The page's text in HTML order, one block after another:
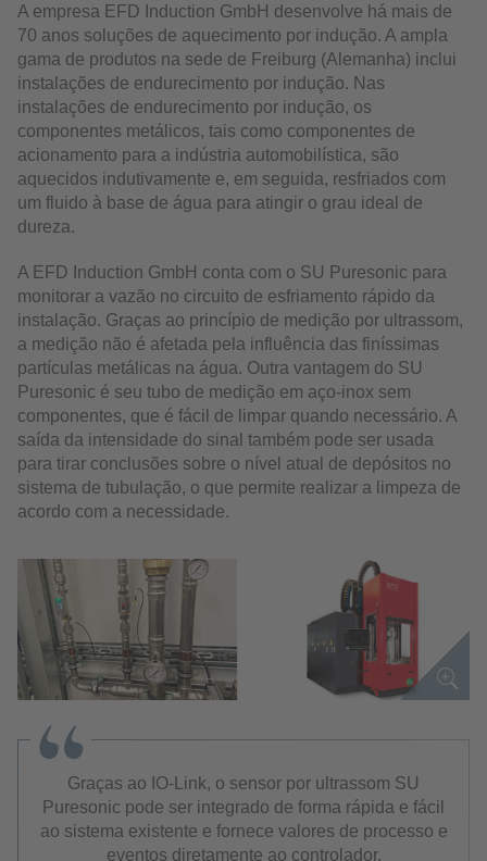
A empresa EFD Induction GmbH desenvolve há mais de
70 anos soluções de aquecimento por indução. A ampla
gama de produtos na sede de Freiburg (Alemanha) inclui
instalações de endurecimento por indução. Nas
instalações de endurecimento por indução, os
componentes metálicos, tais como componentes de
acionamento para a indústria automobilística, são
aquecidos indutivamente e, em seguida, resfriados com
um fluido à base de água para atingir o grau ideal de
dureza.
A EFD Induction GmbH conta com o SU Puresonic para
monitorar a vazão no circuito de esfriamento rápido da
instalação. Graças ao princípio de medição por ultrassom,
a medição não é afetada pela influência das finíssimas
partículas metálicas na água. Outra vantagem do SU
Puresonic é seu tubo de medição em aço-inox sem
componentes, que é fácil de limpar quando necessário. A
saída da intensidade do sinal também pode ser usada
para tirar conclusões sobre o nível atual de depósitos no
sistema de tubulação, o que permite realizar a limpeza de
acordo com a necessidade.
Graças ao IO-Link, o sensor por ultrassom SU
Puresonic pode ser integrado de forma rápida e fácil
ao sistema existente e fornece valores de processo e
eventos diretamente ao controlador.